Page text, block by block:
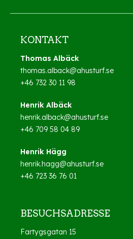
KONTAKT
Thomas Albäck
thomas.alback@ahusturf.se
+46 732 30 11 98
Henrik Albäck
henrik.alback@ahusturf.se
+46 709 58 04 89
Henrik Hägg
henrik.hagg@ahusturf.se
+46 723 36 76 01
BESUCHSADRESSE
Fartygsgatan 15